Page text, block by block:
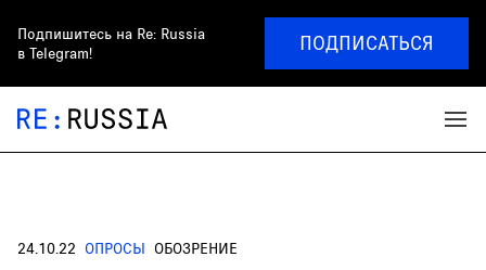
Подпишитесь на Re: Russia
в Telegram!
ПОДПИСАТЬСЯ
24.10.22 ОПРОСЫ ОБОЗРЕНИЕ